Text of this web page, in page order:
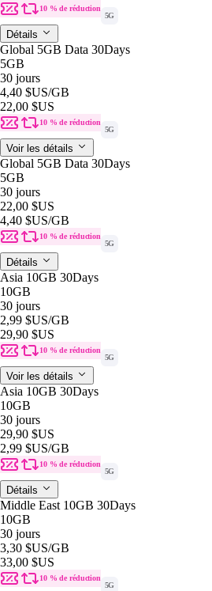
10 % de réduction
5G
Détails
Global 5GB Data 30Days
5GB
30 jours
4,40 $US/GB
22,00 $US
10 % de réduction
5G
Voir les détails
Global 5GB Data 30Days
5GB
30 jours
22,00 $US
4,40 $US/GB
10 % de réduction
5G
Détails
Asia 10GB 30Days
10GB
30 jours
2,99 $US/GB
29,90 $US
10 % de réduction
5G
Voir les détails
Asia 10GB 30Days
10GB
30 jours
29,90 $US
2,99 $US/GB
10 % de réduction
5G
Détails
Middle East 10GB 30Days
10GB
30 jours
3,30 $US/GB
33,00 $US
10 % de réduction
5G